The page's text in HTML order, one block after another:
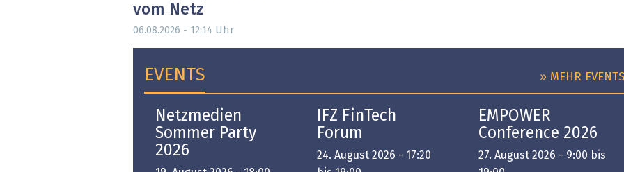
vom Netz
06.08.2026 - 12:14 Uhr
EVENTS » MEHR
Netzmedien
Sommer Party
2026
IFZ FinTech
Forum
24. August 2026 - 17:20
EMPOWER
Conference 2026
27. August 2026 - 9:00 bis